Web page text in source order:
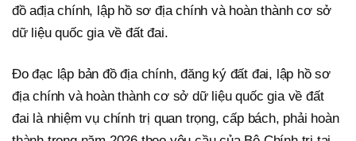
đồ ađịa chính, lập hồ sơ địa chính và hoàn thành cơ sở
dữ liệu quốc gia về đất đai.
Đo đạc lập bản đồ địa chính, đăng ký đất đai, lập hồ sơ
địa chính và hoàn thành cơ sở dữ liệu quốc gia về đất
đai là nhiệm vụ chính trị quan trọng, cấp bách, phải hoàn